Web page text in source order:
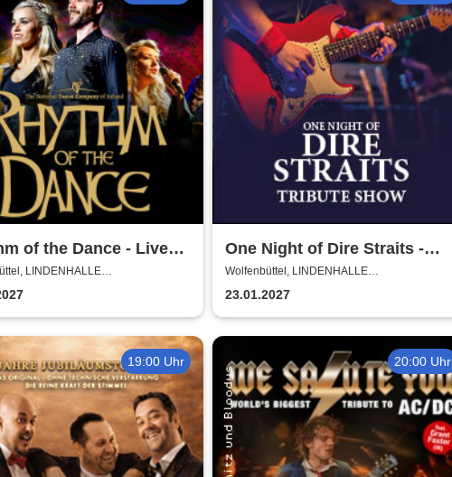
of the Dance - Live
LINDENHALLE
One Night of Dire Straits -
Tribute Show
Wolfenbüttel, LINDENHALLE
WOLFENBÜTTEL
23.01.2027
19:00 Uhr 20:00 Uhr